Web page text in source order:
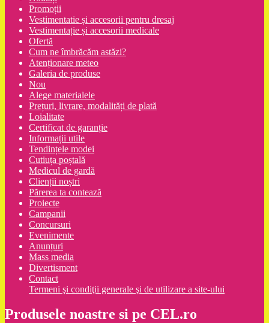
Promoții
Vestimentatie și accesorii pentru dresaj
Vestimentație și accesorii medicale
Ofertă
Cum ne îmbrăcăm astăzi?
Atenționare meteo
Galeria de produse
Nou
Alege materialele
Prețuri, livrare, modalități de plată
Loialitate
Certificat de garanție
Informații utile
Tendințele modei
Cutiuța poștală
Medicul de gardă
Clienții noștri
Părerea ta contează
Proiecte
Campanii
Concursuri
Evenimente
Anunțuri
Mass media
Divertisment
Contact
Termeni şi condiţii generale şi de utilizare a site-ului
Produsele noastre si pe CEL.ro